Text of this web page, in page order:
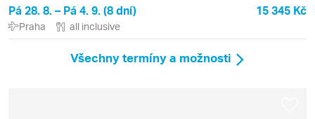
Pá 28. 8. – Pá 4. 9. (8 dní) 15 345 Kč
Praha all inclusive
Všechny termíny a možnosti